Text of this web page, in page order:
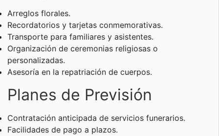
Arreglos florales.
Recordatorios y tarjetas conmemorativas.
Transporte para familiares y asistentes.
Organización de ceremonias religiosas o
personalizadas.
Asesoría en la repatriación de cuerpos.
Planes de Previsión
Contratación anticipada de servicios funerarios.
Facilidades de pago a plazos.